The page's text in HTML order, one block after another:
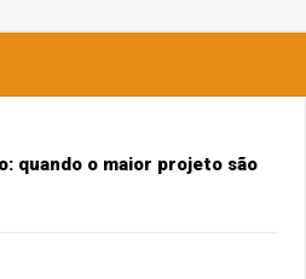
quando o maior projeto são